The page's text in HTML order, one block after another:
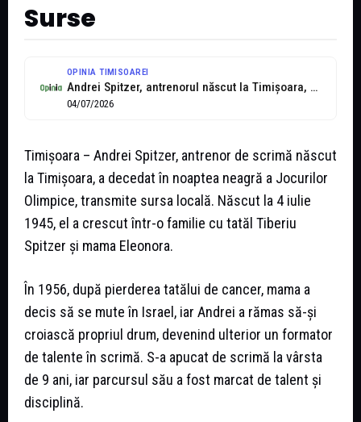
Surse
OPINIA TIMISOAREI
Andrei Spitzer, antrenorul născut la Timișoara, mort în 'noaptea neagră' a Jocurilor...
04/07/2026
Timișoara – Andrei Spitzer, antrenor de scrimă născut
la Timișoara, a decedat în noaptea neagră a Jocurilor
Olimpice, transmite sursa locală. Născut la 4 iulie
1945, el a crescut într-o familie cu tatăl Tiberiu
Spitzer și mama Eleonora.
În 1956, după pierderea tatălui de cancer, mama a
decis să se mute în Israel, iar Andrei a rămas să-și
croiască propriul drum, devenind ulterior un formator
de talente în scrimă. S-a apucat de scrimă la vârsta
de 9 ani, iar parcursul său a fost marcat de talent și
disciplină.